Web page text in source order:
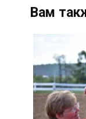
Вам